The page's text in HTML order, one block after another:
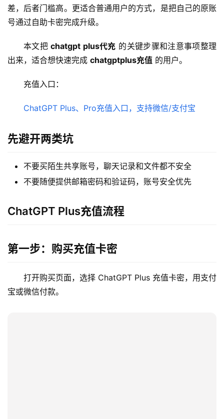
差，后者门槛高。更适合普通用户的方式，是把自己的原账
号通过自助卡密完成升级。
本文把 chatgpt plus代充 的关键步骤和注意事项整理
出来，适合想快速完成 chatgptplus充值 的用户。
充值入口：
ChatGPT Plus、Pro充值入口，支持微信/支付宝
先避开两类坑
不要买陌生共享账号，聊天记录和文件都不安全
不要随便提供邮箱密码和验证码，账号安全优先
ChatGPT Plus充值流程
第一步：购买充值卡密
打开购买页面，选择 ChatGPT Plus 充值卡密，用支付
宝或微信付款。